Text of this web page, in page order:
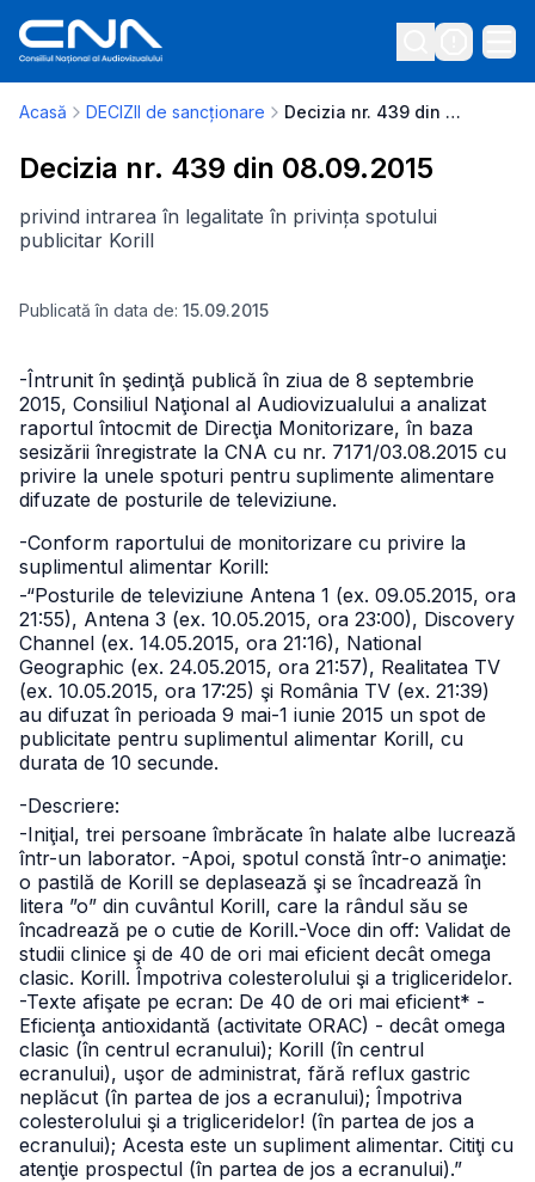
Acasă DECIZII de sancționare Decizia nr. 439 din 08.09.2015
Decizia nr. 439 din 08.09.2015
privind intrarea în legalitate în privința spotului
publicitar Korill
Publicată în data de: 15.09.2015
-Întrunit în şedinţă publică în ziua de 8 septembrie
2015, Consiliul Naţional al Audiovizualului a analizat
raportul întocmit de Direcţia Monitorizare, în baza
sesizării înregistrate la CNA cu nr. 7171/03.08.2015 cu
privire la unele spoturi pentru suplimente alimentare
difuzate de posturile de televiziune.
-Conform raportului de monitorizare cu privire la
suplimentul alimentar Korill:
-“Posturile de televiziune Antena 1 (ex. 09.05.2015, ora
21:55), Antena 3 (ex. 10.05.2015, ora 23:00), Discovery
Channel (ex. 14.05.2015, ora 21:16), National
Geographic (ex. 24.05.2015, ora 21:57), Realitatea TV
(ex. 10.05.2015, ora 17:25) şi România TV (ex. 21:39)
au difuzat în perioada 9 mai-1 iunie 2015 un spot de
publicitate pentru suplimentul alimentar Korill, cu
durata de 10 secunde.
-Descriere:
-Iniţial, trei persoane îmbrăcate în halate albe lucrează
într-un laborator. -Apoi, spotul constă într-o animaţie:
o pastilă de Korill se deplasează şi se încadrează în
litera ”o” din cuvântul Korill, care la rândul său se
încadrează pe o cutie de Korill.-Voce din off: Validat de
studii clinice şi de 40 de ori mai eficient decât omega
clasic. Korill. Împotriva colesterolului şi a trigliceridelor.
-Texte afişate pe ecran: De 40 de ori mai eficient* -
Eficienţa antioxidantă (activitate ORAC) - decât omega
clasic (în centrul ecranului); Korill (în centrul
ecranului), uşor de administrat, fără reflux gastric
neplăcut (în partea de jos a ecranului); Împotriva
colesterolului şi a trigliceridelor! (în partea de jos a
ecranului); Acesta este un supliment alimentar. Citiţi cu
atenţie prospectul (în partea de jos a ecranului).”